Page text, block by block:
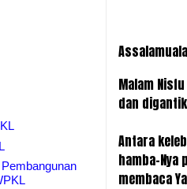
Malam
dan
Antara
hamba-
membaca